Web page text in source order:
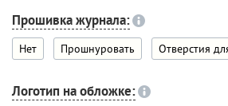
Прошивка журнала:
Нет Прошнуровать Отверстия
Логотип на обложке: